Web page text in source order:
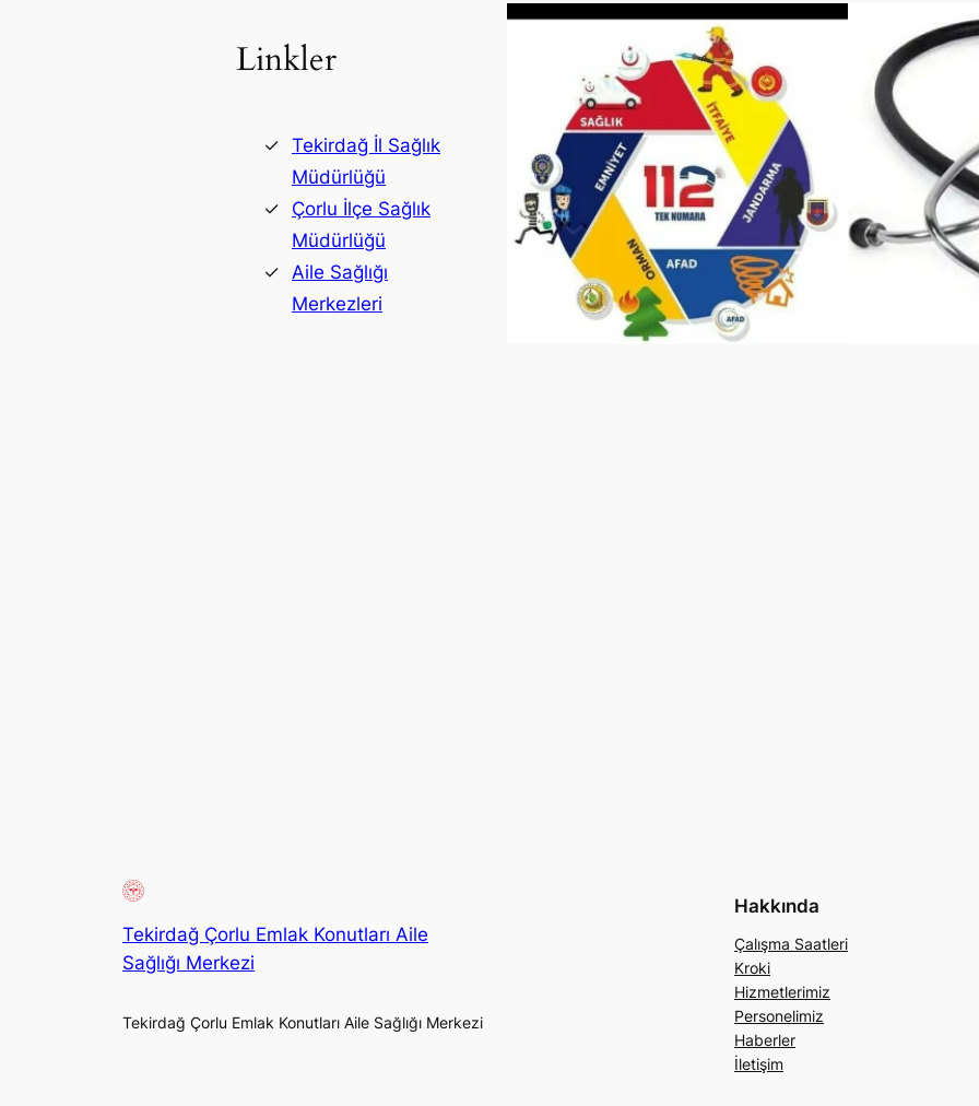
Linkler
Tekirdağ İl Sağlık
Müdürlüğü
Çorlu İlçe Sağlık
Müdürlüğü
Aile Sağlığı
Merkezleri
Tekirdağ Çorlu Emlak Konutları Aile
Sağlığı Merkezi
Tekirdağ Çorlu Emlak Konutları Aile Sağlığı Merkezi
Hakkında
Çalışma Saatleri
Kroki
Hizmetlerimiz
Personelimiz
Haberler
İletişim